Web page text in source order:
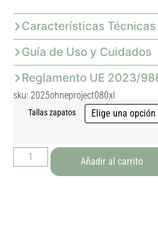
Características Técnicas
Guía de Uso y Cuidados
Reglamento UE 2023/
sku: 2025ohneproject080xl
Tallas zapatos
Añadir al carrito